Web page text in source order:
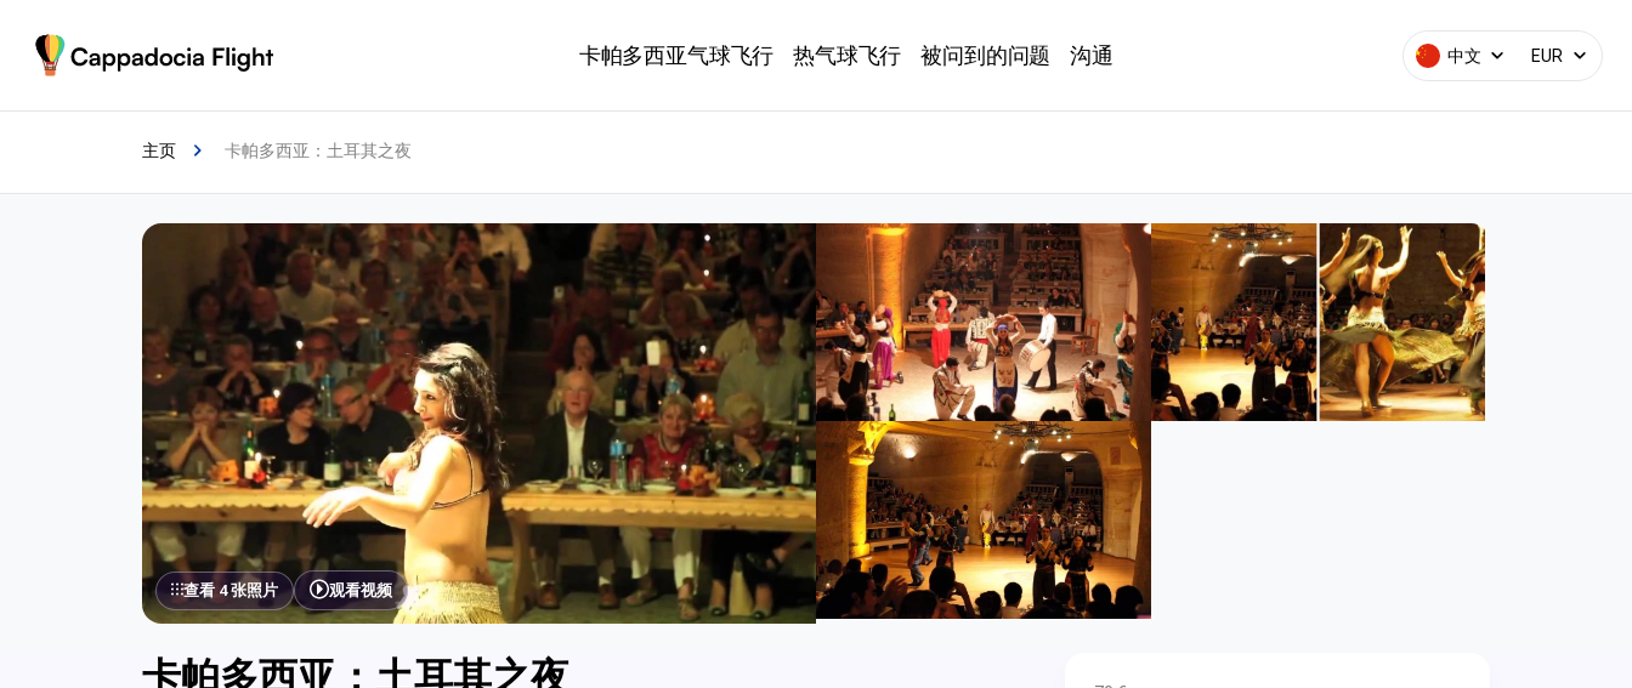
卡帕多西亚气球飞行 热气球飞行 被问到的问题 沟通 中文 EUR
主页 卡帕多西亚：土耳其之夜
查看 4 张照片 观看视频
卡帕多西亚：土耳其之夜